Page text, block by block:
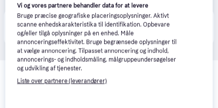
Produktet fås også hos 3 butikker, som ikke er
betalende kunde i denne kategori.
Relaterede produkter
Se vores forslag til andre produkter, der matcher dine
Vi og vores partnere behandler data for at levere
Bruge præcise geografiske placeringsoplysninger. Aktivt
scanne enhedskarakteristika til identifikation. Opbevare
og/eller tilgå oplysninger på en enhed. Måle
annonceringseffektivitet. Bruge begrænsede oplysninger til
at vælge annoncering. Tilpasset annoncering og indhold,
annoncerings- og indholdsmåling, målgruppeundersøgelser
og udvikling af tjenester.
Liste over partnere (leverandører)